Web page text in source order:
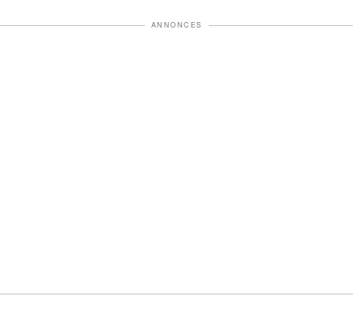
ANNONCES